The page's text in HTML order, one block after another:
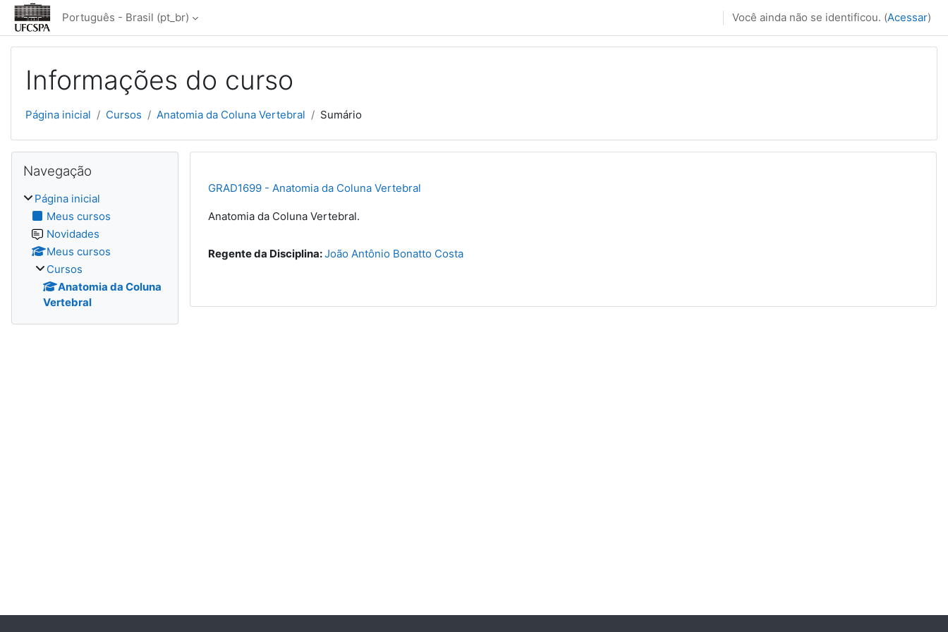
Ir para o conteúdo principal
Português - Brasil ‎(pt_br)‎ Você ainda não se identificou. (Acessar)
Informações do curso
Página inicial Cursos Anatomia da Coluna Vertebral Sumário
GRAD1699 - Anatomia da Coluna Vertebral
Anatomia da Coluna Vertebral.
Regente da Disciplina:João Antônio Bonatto Costa
Blocos
Navegação
Página inicial
Meus cursos
Novidades
Meus cursos
Cursos
Anatomia da Coluna
Vertebral